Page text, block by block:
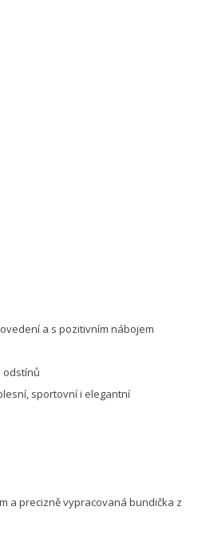
a s pozitivním nábojem
odstínů
sportovní i elegantní
a precizně vypracovaná bundička z